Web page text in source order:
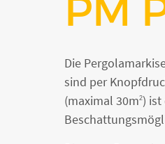
PM
Die
sind per
(maximal 30m2)